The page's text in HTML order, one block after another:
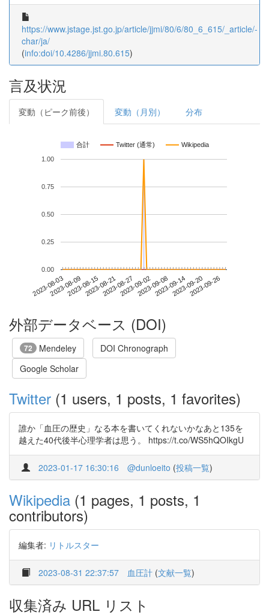
https://www.jstage.jst.go.jp/article/jjmi/80/6/80_6_615/_article/-
char/ja/
(info:doi/10.4286/jjmi.80.615)
言及状況
変動（ピーク前後） 変動（月別） 分布
合計 Twitter (通常) Wikipedia
2023-08-032023-08-092023-08-152023-08-212023-08-272023-09-022023-09-082023-09-142023-09-202023-09-26
0.00
0.25
0.50
0.75
1.00
外部データベース (DOI)
72 Mendeley
DOI Chronograph
Google Scholar
Twitter (1 users, 1 posts, 1 favorites)
誰か「血圧の歴史」なる本を書いてくれないかなあと135を
越えた40代後半心理学者は思う。 https://t.co/WS5hQOIkgU
2023-01-17 16:30:16 @dunloeito (投稿一覧)
Wikipedia (1 pages, 1 posts, 1
contributors)
編集者: リトルスター
2023-08-31 22:37:57 血圧計 (文献一覧)
収集済み URL リスト